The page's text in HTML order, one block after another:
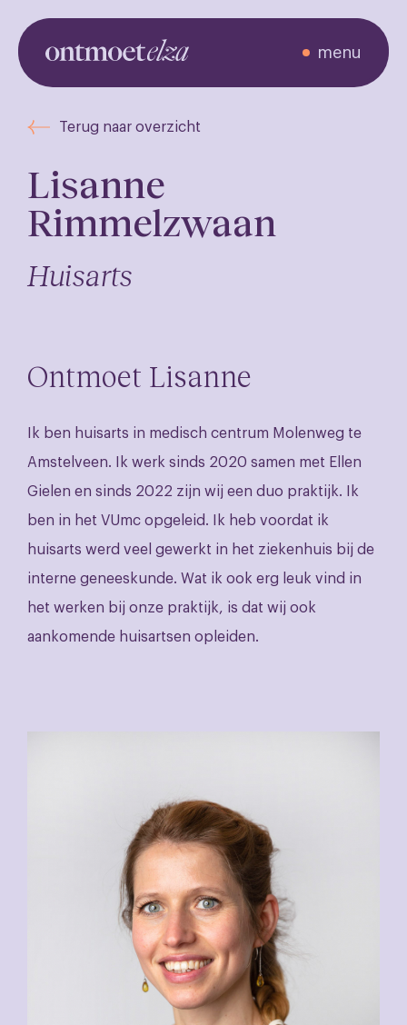
menu
Ontmoet de
Terug naar overzicht
Lisanne
Rimmelzwaan
Huisarts
Ontmoet Lisanne
Ik ben huisarts in medisch centrum Molenweg te
Amstelveen. Ik werk sinds 2020 samen met Ellen
Gielen en sinds 2022 zijn wij een duo praktijk. Ik
ben in het VUmc opgeleid. Ik heb voordat ik
huisarts werd veel gewerkt in het ziekenhuis bij de
interne geneeskunde. Wat ik ook erg leuk vind in
het werken bij onze praktijk, is dat wij ook
aankomende huisartsen opleiden.